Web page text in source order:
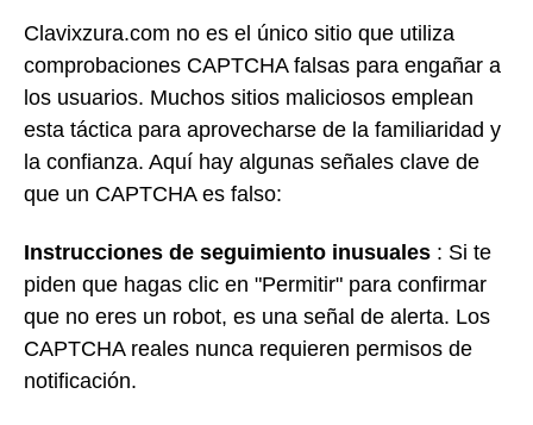
Clavixzura.com no es el único sitio que utiliza
comprobaciones CAPTCHA falsas para engañar a
los usuarios. Muchos sitios maliciosos emplean
esta táctica para aprovecharse de la familiaridad y
la confianza. Aquí hay algunas señales clave de
que un CAPTCHA es falso:
Instrucciones de seguimiento inusuales : Si te
piden que hagas clic en "Permitir" para confirmar
que no eres un robot, es una señal de alerta. Los
CAPTCHA reales nunca requieren permisos de
notificación.